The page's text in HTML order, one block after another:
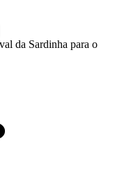
da Sardinha para o